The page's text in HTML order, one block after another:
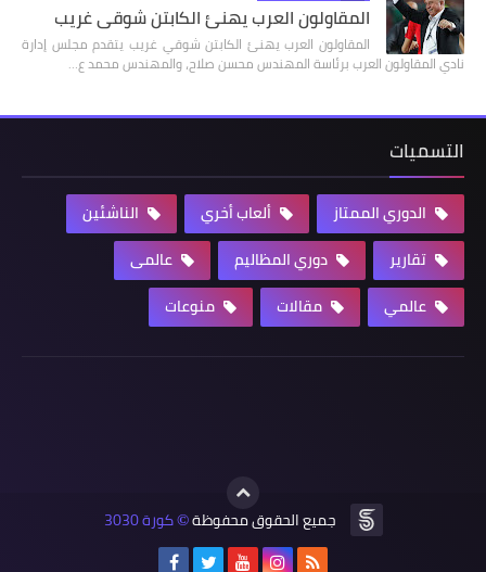
المقاولون العرب يهنئ الكابتن شوقي غريب
المقاولون العرب يهنئ الكابتن شوقي غريب يتقدم مجلس إدارة
نادي المقاولون العرب برئاسة المهندس محسن صلاح، والمهندس محمد ع…
التسميات
الدوري الممتاز ألعاب أخري
الناشئين
تقارير
دوري المظاليم
عالمى
عالمي
مقالات منوعات
جميع الحقوق محفوظة © كورة 3030